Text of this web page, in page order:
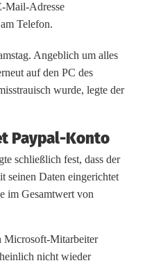
Mail-Adresse
Telefon.
Angeblich um alles
auf den PC des
wurde, legte der
Paypal-Konto
schließlich fest, dass der
seinen Daten eingerichtet
im Gesamtwert von
Microsoft-Mitarbeiter
nicht wieder